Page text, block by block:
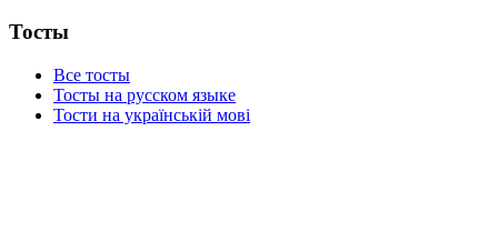
Тосты
Все тосты
Тосты на русском языке
Тости на українській мові